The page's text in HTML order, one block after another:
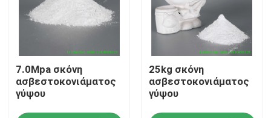
Σπίτι
7.0Mpa σκόνη
ασβεστοκονιάματος
γύψου
25kg σκόνη
ασβεστοκονιάματος
γύψου